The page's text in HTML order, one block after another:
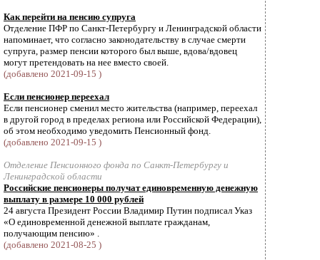
Как перейти на пенсию супруга
Отделение ПФР по Санкт-Петербургу и Ленинградской области
напоминает, что согласно законодательству в случае смерти
супруга, размер пенсии которого был выше, вдова/вдовец
могут претендовать на нее вместо своей.
(добавлено 2021-09-15 )
Если пенсионер переехал
Если пенсионер сменил место жительства (например, переехал
в другой город в пределах региона или Российской Федерации),
об этом необходимо уведомить Пенсионный фонд.
(добавлено 2021-09-15 )
Отделение Пенсионного фонда по Санкт-Петербургу и
Ленинградской области
Российские пенсионеры получат единовременную денежную
выплату в размере 10 000 рублей
24 августа Президент России Владимир Путин подписал Указ
«О единовременной денежной выплате гражданам,
получающим пенсию» .
(добавлено 2021-08-25 )